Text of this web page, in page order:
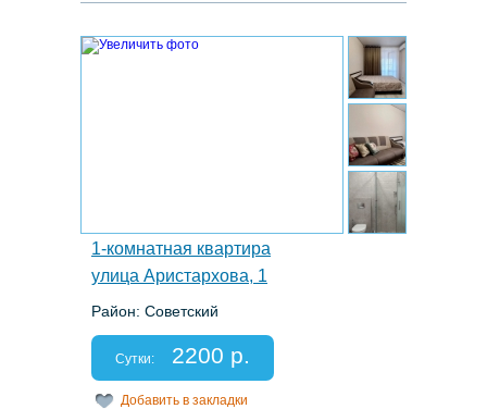
1-комнатная квартира
улица Аристархова, 1
Район: Советский
Спальных мест: 2+2
Отчетные документы: есть
Сутки: 2200 р.
Добавить в закладки